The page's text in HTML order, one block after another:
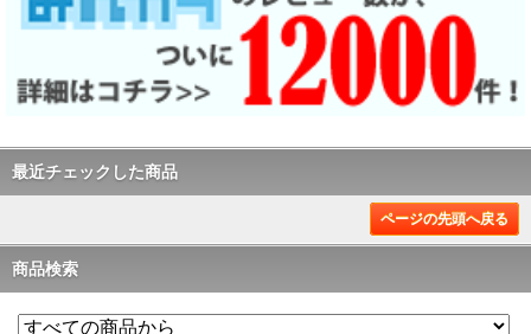
最近チェックした商品
ページの先頭へ戻る
商品検索